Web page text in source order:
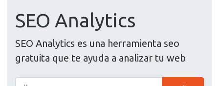
SEO Analytics
SEO Analytics es una herramienta seo
gratuita que te ayuda a analizar tu web